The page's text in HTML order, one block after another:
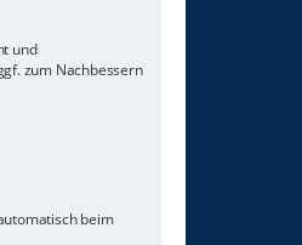
und
zum Nachbessern
beim